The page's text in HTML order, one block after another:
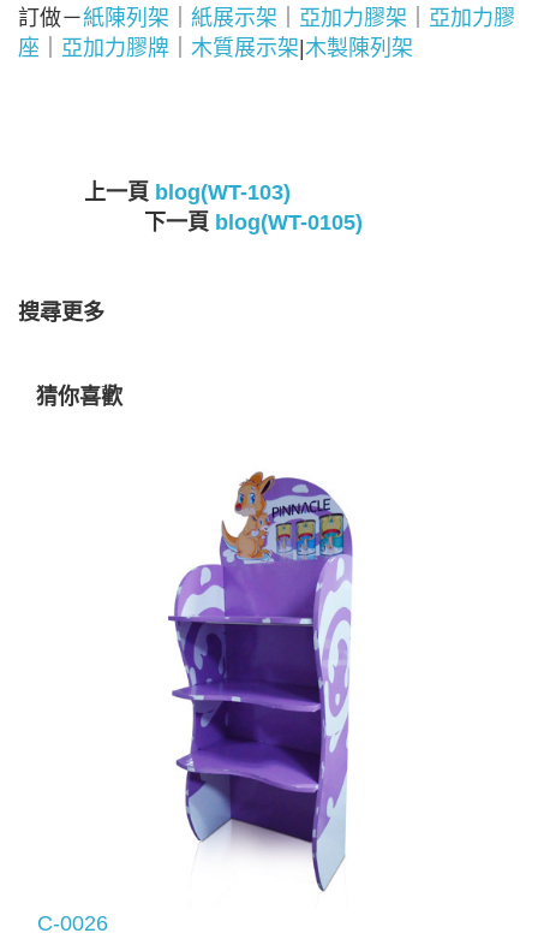
訂做－紙陳列架 紙展示架 亞加力膠架
亞加力膠
座
亞加力膠牌 木質展示架 木製陳列架
上一頁 blog(WT-103)
下一頁 blog(WT-0105)
搜尋更多
猜你喜歡
C-0026